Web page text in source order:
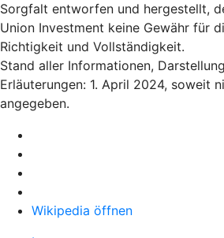
Sorgfalt entworfen und hergestellt,
Union Investment keine Gewähr für
Richtigkeit und Vollständigkeit.
Stand aller Informationen,
Erläuterungen: 1. April 2024, soweit
angegeben.
Wikipedia öffnen